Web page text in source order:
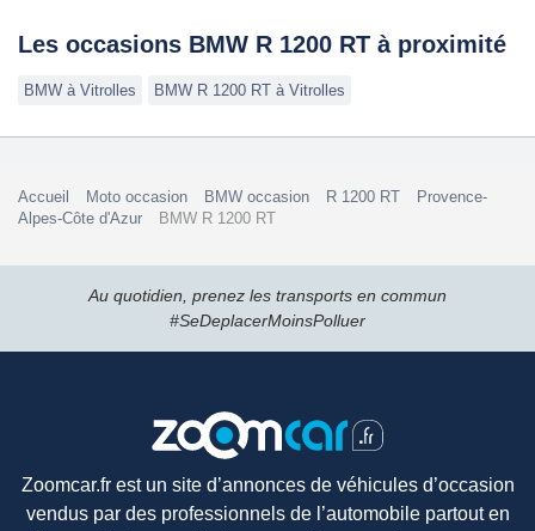
Les occasions BMW R 1200 RT à proximité
BMW à Vitrolles BMW R 1200 RT à Vitrolles
Accueil Moto occasion BMW occasion R 1200 RT
Provence-
Alpes-Côte d'Azur
BMW R 1200 RT
Au quotidien, prenez les transports en commun
#SeDeplacerMoinsPolluer
Zoomcar.fr est un site d’annonces de véhicules d’occasion
vendus par des professionnels de l’automobile partout en